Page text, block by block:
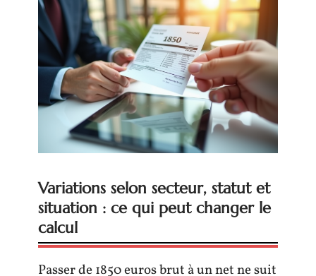
Variations selon secteur, statut et
situation : ce qui peut changer le
calcul
Passer de 1850 euros brut à un net ne suit